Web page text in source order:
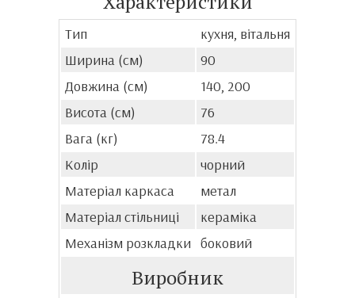
Тип
кухня, вітальня
Ширина (см)
90
Довжина (см)
140, 200
Висота (см)
76
Вага (кг)
78.4
Колір
чорний
Матеріал каркаса
метал
Матеріал стільниці
кераміка
Механізм розкладки боковий
Виробник